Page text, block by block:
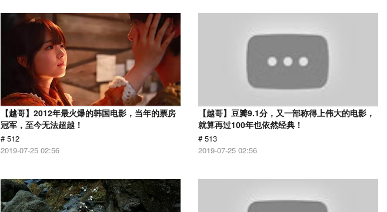
【越哥】2012年最火爆的韩国电影，当年的票房
冠军，至今无法超越！
# 512
2019-07-25 02:56
【越哥】豆瓣9.1分，又一部称得上伟大的电影，
就算再过100年也依然经典！
# 513
2019-07-25 02:56